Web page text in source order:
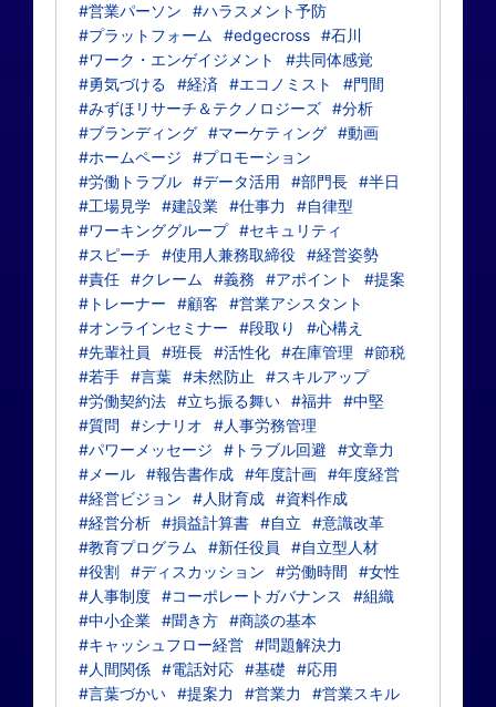
#営業パーソン
#ハラスメント予防
#プラットフォーム
#edgecross #石川
#ワーク・エンゲイジメント
#共同体感覚
#勇気づける
#経済 #エコノミスト
#門間
#みずほリサーチ＆テクノロジーズ #分析
#ブランディング #マーケティング #動画
#ホームページ
#プロモーション
#労働トラブル #データ活用 #部門長 #半日
#工場見学 #建設業 #仕事力
#自律型
#ワーキンググループ #セキュリティ
#スピーチ
#使用人兼務取締役 #経営姿勢
#責任 #クレーム #義務 #アポイント
#提案
#トレーナー
#顧客
#営業アシスタント
#オンラインセミナー
#段取り
#心構え
#先輩社員
#班長 #活性化 #在庫管理
#節税
#若手 #言葉 #未然防止
#スキルアップ
#労働契約法 #立ち振る舞い #福井 #中堅
#質問
#シナリオ
#人事労務管理
#パワーメッセージ
#トラブル回避
#文章力
#メール #報告書作成 #年度計画 #年度経営
#経営ビジョン
#人財育成 #資料作成
#経営分析 #損益計算書 #自立
#意識改革
#教育プログラム
#新任役員
#自立型人材
#役割 #ディスカッション #労働時間
#女性
#人事制度 #コーポレートガバナンス
#組織
#中小企業 #聞き方 #商談の基本
#キャッシュフロー経営 #問題解決力
#人間関係 #電話対応 #基礎
#応用
#言葉づかい #提案力 #営業力
#営業スキル